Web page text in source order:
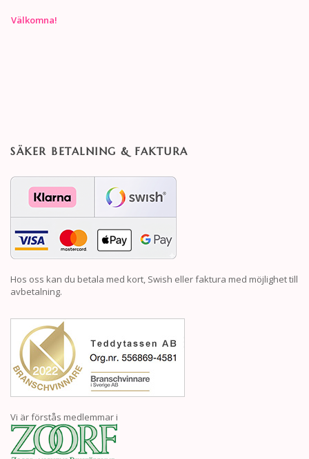
Välkomna!
SÄKER BETALNING & FAKTURA
Hos oss kan du betala med kort, Swish eller faktura med möjlighet till
avbetalning.
Vi är förstås medlemmar i